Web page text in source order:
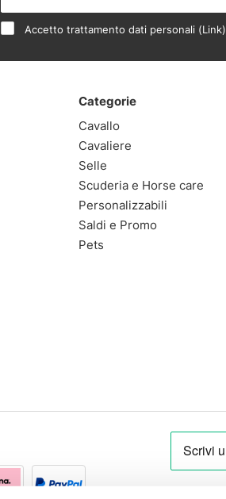
Accetto trattamento dati personali (Link)
Categorie
Cavallo
Cavaliere
Selle
Scuderia e Horse care
Personalizzabili
Saldi e Promo
Pets